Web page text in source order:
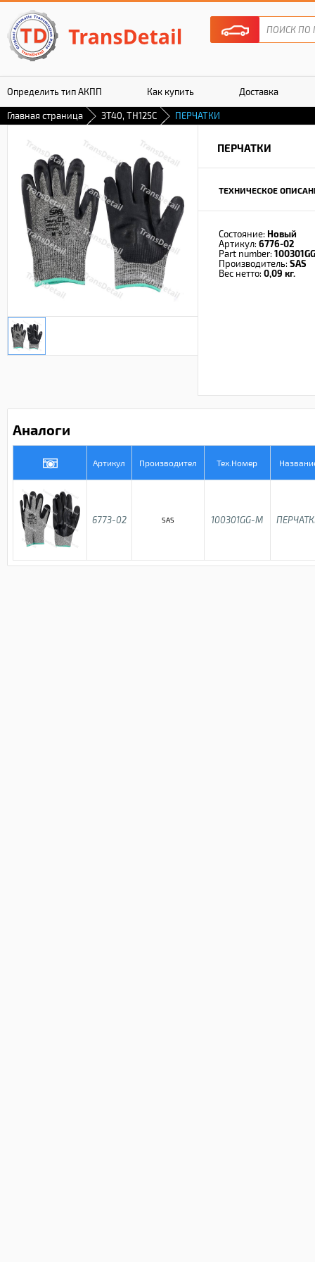
Определить тип АКПП Как купить Доставка
Гарантия
Главная страница 3T40, TH125C ПЕРЧАТКИ
ПЕРЧАТКИ
ТЕХНИЧЕСКОЕ
Состояние: Новый
Артикул: 6776-02
Part number:
Производитель: SAS
Вес нетто: 0,09 кг.
Аналоги
Артикул Производител Тех.Номер
6773-02 SAS 100301GG-M